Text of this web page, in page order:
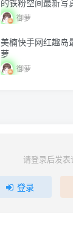
御萝
美楠快手网红趣岛
萝
御萝
请登录后发表
登录